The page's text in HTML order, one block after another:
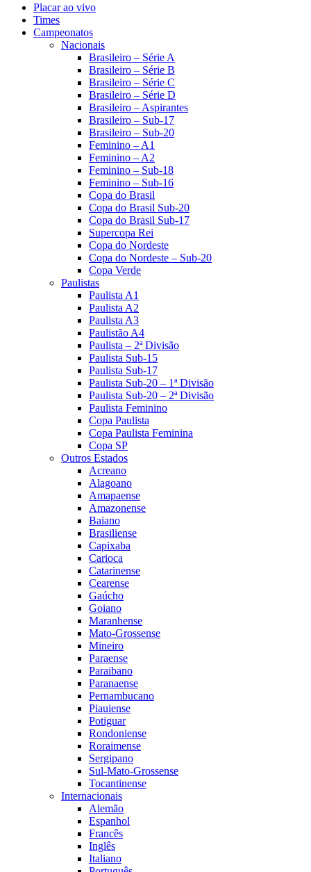
Placar ao vivo
Times
Campeonatos
Nacionais
Brasileiro – Série A
Brasileiro – Série B
Brasileiro – Série C
Brasileiro – Série D
Brasileiro – Aspirantes
Brasileiro – Sub-17
Brasileiro – Sub-20
Feminino – A1
Feminino – A2
Feminino – Sub-18
Feminino – Sub-16
Copa do Brasil
Copa do Brasil Sub-20
Copa do Brasil Sub-17
Supercopa Rei
Copa do Nordeste
Copa do Nordeste – Sub-20
Copa Verde
Paulistas
Paulista A1
Paulista A2
Paulista A3
Paulistão A4
Paulista – 2ª Divisão
Paulista Sub-15
Paulista Sub-17
Paulista Sub-20 – 1ª Divisão
Paulista Sub-20 – 2ª Divisão
Paulista Feminino
Copa Paulista
Copa Paulista Feminina
Copa SP
Outros Estados
Acreano
Alagoano
Amapaense
Amazonense
Baiano
Brasiliense
Capixaba
Carioca
Catarinense
Cearense
Gaúcho
Goiano
Maranhense
Mato-Grossense
Mineiro
Paraense
Paraibano
Paranaense
Pernambucano
Piauiense
Potiguar
Rondoniense
Roraimense
Sergipano
Sul-Mato-Grossense
Tocantinense
Internacionais
Alemão
Espanhol
Francês
Inglês
Italiano